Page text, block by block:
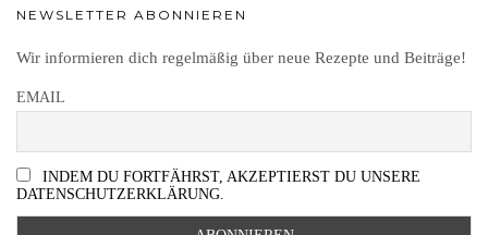
NEWSLETTER ABONNIEREN
Wir informieren dich regelmäßig über neue Rezepte und Beiträge!
EMAIL
INDEM DU FORTFÄHRST, AKZEPTIERST DU UNSERE
DATENSCHUTZERKLÄRUNG.